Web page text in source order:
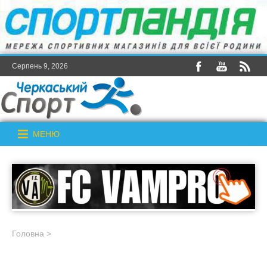
Серпень 9, 2026
МЕНЮ
Головна >